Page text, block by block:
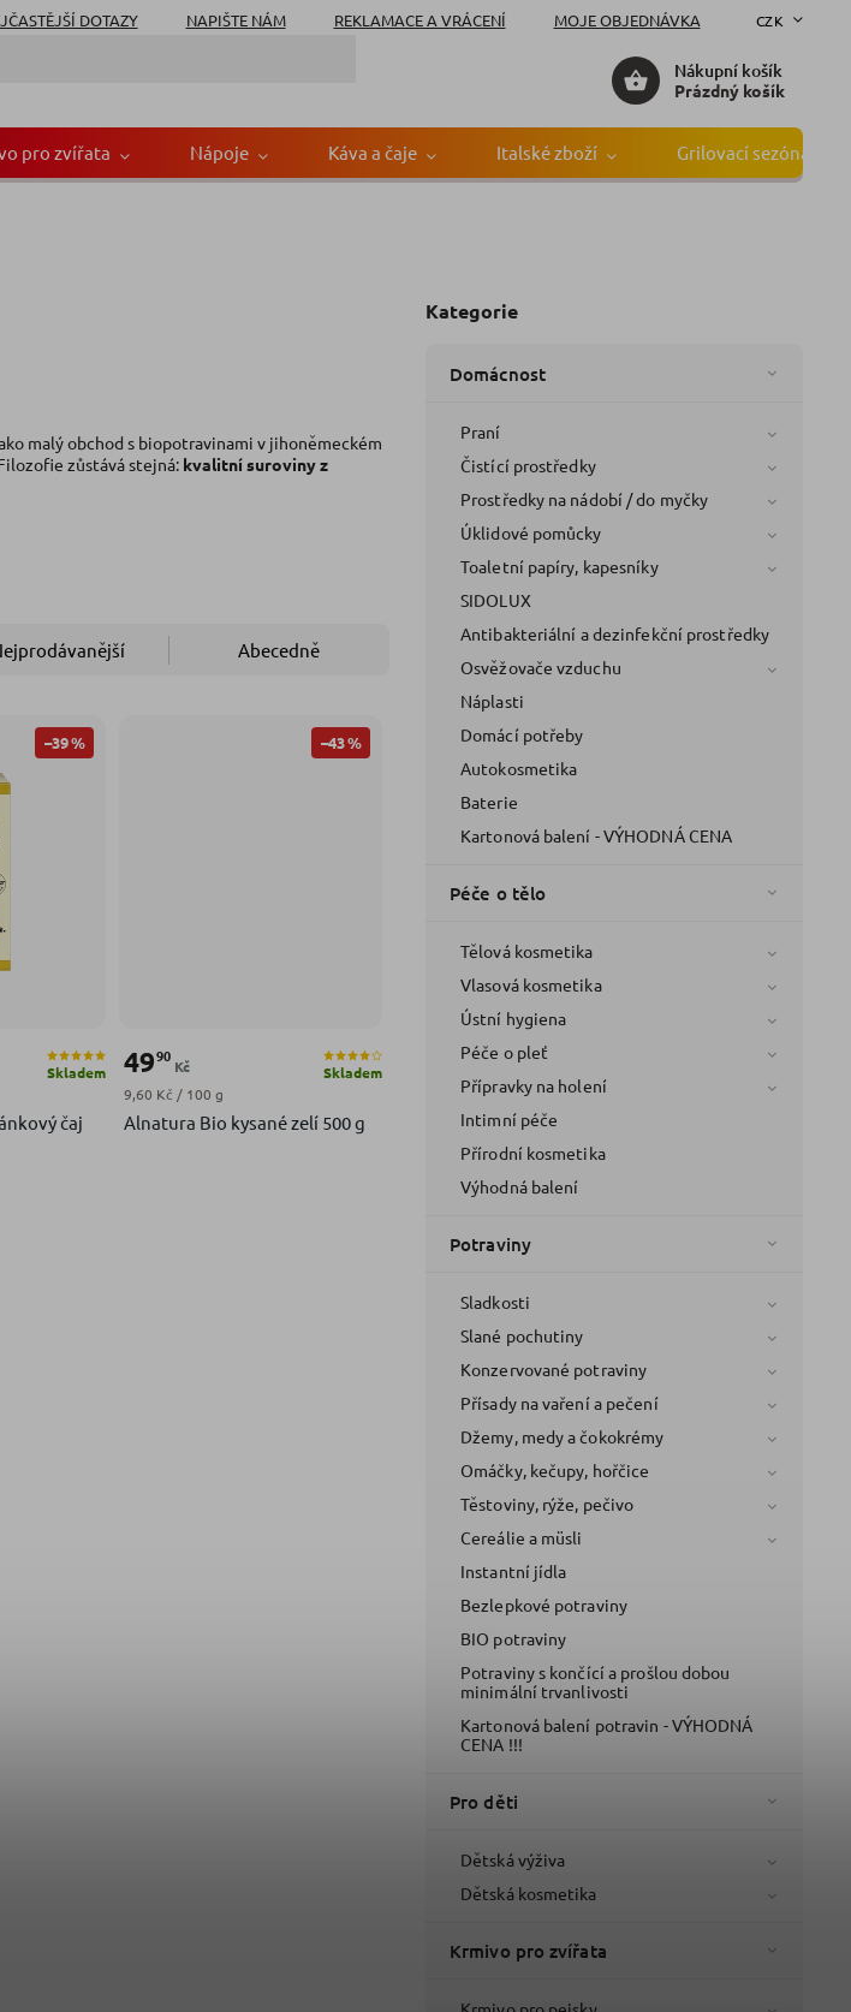
DOTAZY NAPIŠTE NÁM REKLAMACE A VRÁCENÍ MOJE OBJEDNÁVKA CZK
Nákupní košík
Prázdný košík
pro zvířata Nápoje Káva a čaje Italské zboží Grilovací sezóna
Kategorie
Domácnost
Praní
Čistící prostředky
Prostředky na nádobí / do myčky
Úklidové pomůcky
Toaletní papíry, kapesníky
SIDOLUX
Antibakteriální a dezinfekční prostředky
Osvěžovače vzduchu
Náplasti
Domácí potřeby
Autokosmetika
Baterie
Kartonová balení - VÝHODNÁ CENA
Péče o tělo
Tělová kosmetika
Vlasová kosmetika
Ústní hygiena
Péče o pleť
Přípravky na holení
Intimní péče
Přírodní kosmetika
Výhodná balení
Potraviny
Sladkosti
Slané pochutiny
Konzervované potraviny
Přísady na vaření a pečení
Džemy, medy a čokokrémy
Omáčky, kečupy, hořčice
Těstoviny, rýže, pečivo
Cereálie a müsli
Instantní jídla
Bezlepkové potraviny
BIO potraviny
Potraviny s končící a prošlou dobou
minimální trvanlivosti
Kartonová balení potravin - VÝHODNÁ
CENA !!!
Pro děti
Dětská výživa
Dětská kosmetika
Krmivo pro zvířata
malý obchod s biopotravinami v jihoněmeckém
zůstává stejná: kvalitní suroviny z
Abecedně
–39 %
čaj
Skladem
–43 %
Alnatura Bio kysané zelí 500 g
Skladem
4990
Kč
Měrná cena:
9,60 Kč / 100 g